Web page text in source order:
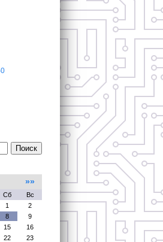
Поиск
»»
Сб
Вс
1
2
8
9
15
16
22
23